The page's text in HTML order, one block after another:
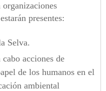
organizaciones
presentes:
Selva.
acciones de
de los humanos en el
ambiental